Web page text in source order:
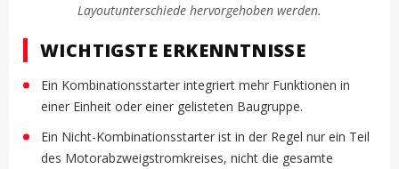
Layoutunterschiede hervorgehoben werden.
WICHTIGSTE ERKENNTNISSE
Ein Kombinationsstarter integriert mehr Funktionen in
einer Einheit oder einer gelisteten Baugruppe.
Ein Nicht-Kombinationsstarter ist in der Regel nur ein Teil
des Motorabzweigstromkreises, nicht die gesamte